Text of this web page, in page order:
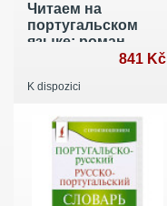
Читаем на
португальском
языке: роман
Эрико Вериссимо
Учебное пособие:
841 Kč
K dispozici